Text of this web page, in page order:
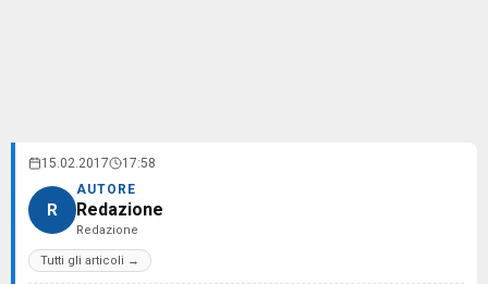
15.02.2017 17:58
R
AUTORE
Redazione
Redazione
Tutti gli articoli →